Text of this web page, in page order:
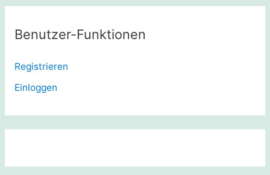
Benutzer-Funktionen
Registrieren
Einloggen